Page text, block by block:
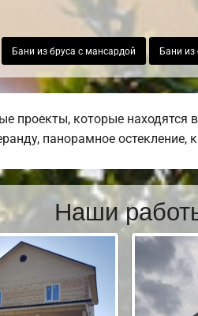
Бани из бруса с мансардой Бани из
проекты, которые находятся
панорамное остекление,
Наши